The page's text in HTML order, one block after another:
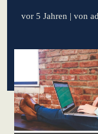
lernen aus Estland
Startups in
Deutschland
Neues
Betriebsmodell:
Effizienzpotenziale
vor 5 Jahren | von